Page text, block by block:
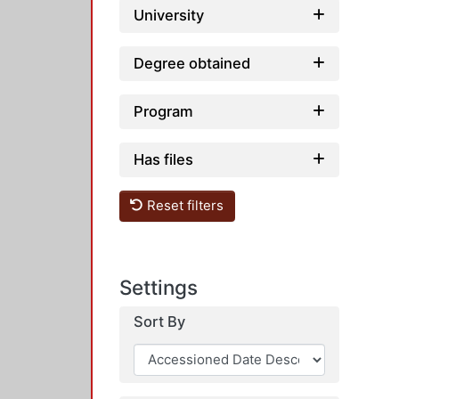
University
Degree obtained
Program
Has files
Reset filters
Settings
Sort By